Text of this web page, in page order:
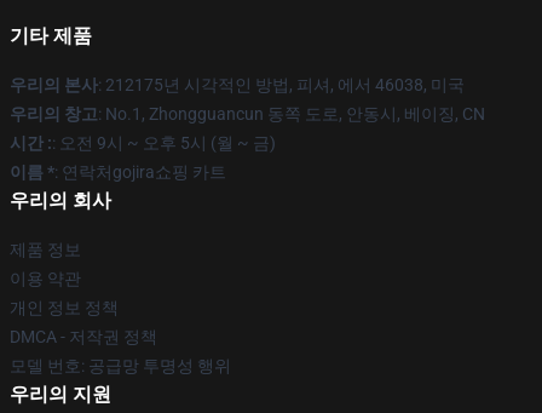
기타 제품
우리의 본사: 212175년 시각적인 방법, 피셔, 에서 46038, 미국
우리의 창고: No.1, Zhongguancun 동쪽 도로, 안동시, 베이징, CN
시간 :: 오전 9시 ~ 오후 5시 (월 ~ 금)
이름 *: 연락처gojira쇼핑 카트
우리의 회사
제품 정보
이용 약관
개인 정보 정책
DMCA - 저작권 정책
모델 번호: 공급망 투명성 행위
우리의 지원